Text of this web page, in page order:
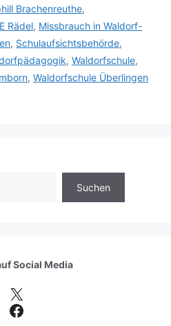
Brachenreuthe,
Rädel, Missbrauch in Waldorf-
, Schulaufsichtsbehörde,
, Waldorfschule,
, Waldorfschule Überlingen
Suchen
Social Media
X
Facebook